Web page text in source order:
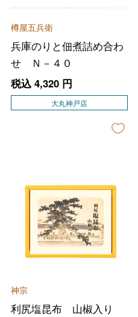
樽屋五兵衛
兵庫のりと佃煮詰め合わ
せ Ｎ－４０
税込 4,320円
大丸神戸店
神宗
利尻塩昆布 山椒入り